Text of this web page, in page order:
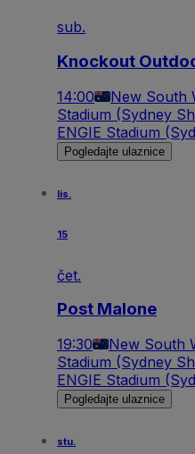
sub.
Knockout
14:00 New South
Stadium (Sydney
ENGIE Stadium
Pogledajte ulaznice
lis.
15
čet.
Post Malone
19:30 New South
Stadium (Sydney
ENGIE Stadium
Pogledajte ulaznice
stu.